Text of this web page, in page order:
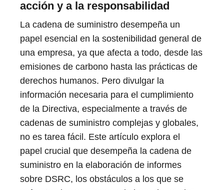
acción y a la responsabilidad
La cadena de suministro desempeña un
papel esencial en la sostenibilidad general de
una empresa, ya que afecta a todo, desde las
emisiones de carbono hasta las prácticas de
derechos humanos. Pero divulgar la
información necesaria para el cumplimiento
de la Directiva, especialmente a través de
cadenas de suministro complejas y globales,
no es tarea fácil. Este artículo explora el
papel crucial que desempeña la cadena de
suministro en la elaboración de informes
sobre DSRC, los obstáculos a los que se